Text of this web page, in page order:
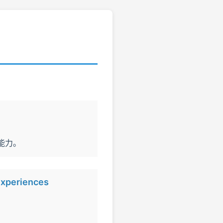
。